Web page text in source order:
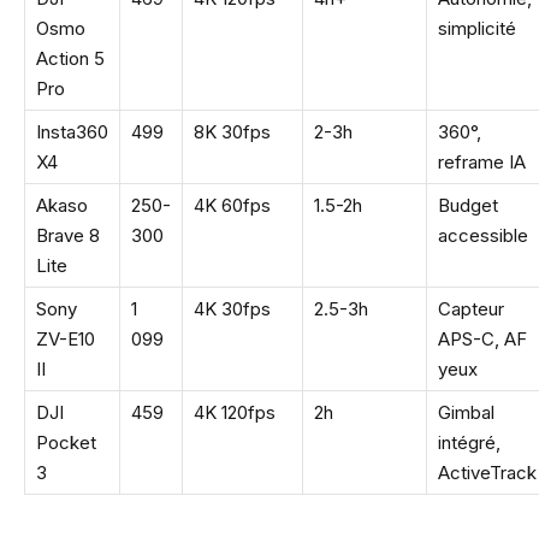
Osmo
Action 5
Pro
simplicité
Insta360
X4
499 8K 30fps 2-3h
360°,
reframe IA
Akaso
Brave 8
Lite
250-
300
4K 60fps 1.5-2h
Budget
accessible
Sony
ZV-E10
II
1
099
4K 30fps 2.5-3h
Capteur
APS-C, AF
yeux
DJI
Pocket
3
459 4K 120fps 2h
Gimbal
intégré,
ActiveTrack